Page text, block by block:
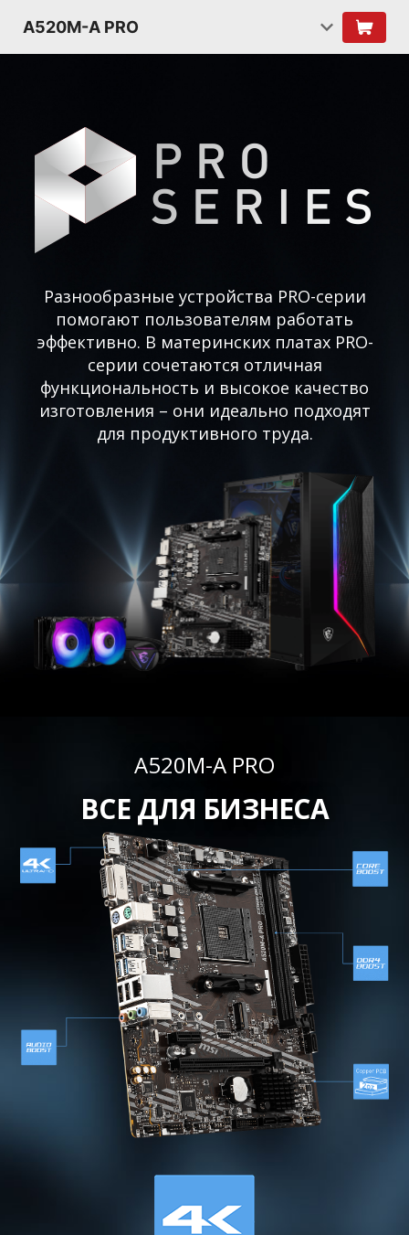
A520M-A PRO
Разнообразные устройства PRO-серии
помогают пользователям работать
эффективно. В материнских платах PRO-
серии сочетаются отличная
функциональность и высокое качество
изготовления – они идеально подходят
для продуктивного труда.
A520M-A PRO
ВСЕ ДЛЯ БИЗНЕСА